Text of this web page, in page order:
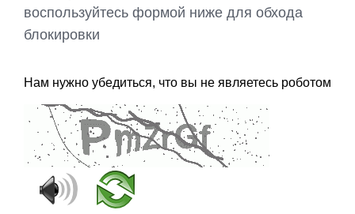
воспользуйтесь формой ниже для обхода
блокировки
Нам нужно убедиться, что вы не являетесь роботом